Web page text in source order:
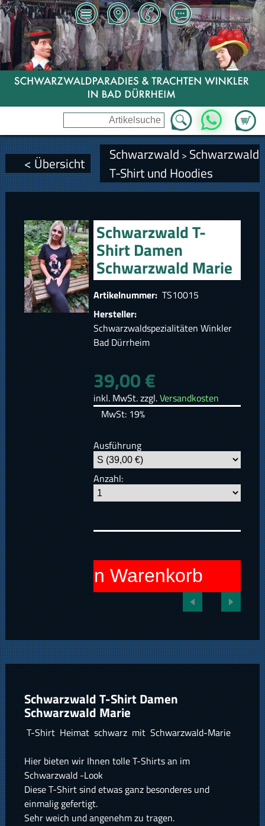
Zum
WhatsApp
< Übersicht Schwarzwald > Schwarzwald
T-Shirt und Hoodies
Schwarzwald T-
Shirt Damen
Schwarzwald Marie
Artikelnummer: TS10015
Hersteller:
Schwarzwaldspezialitäten Winkler
Bad Dürrheim
39,00 €
inkl. MwSt. zzgl.Versandkosten
MwSt: 19%
Ausführung
Anzahl:
In den Warenkorb
Schwarzwald T-Shirt Damen
Schwarzwald Marie
T-Shirt Heimat schwarz mit Schwarzwald-Marie
Hier bieten wir Ihnen tolle T-Shirts an im
Schwarzwald -Look
Diese T-Shirt sind etwas ganz besonderes und
einmalig gefertigt.
Sehr weich und angenehm zu tragen.